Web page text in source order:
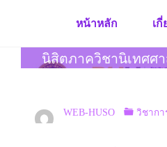
content
หน้าหลัก เ
นิสิตภาควิชานิเทศศา
WEB-HUSO วิชากา